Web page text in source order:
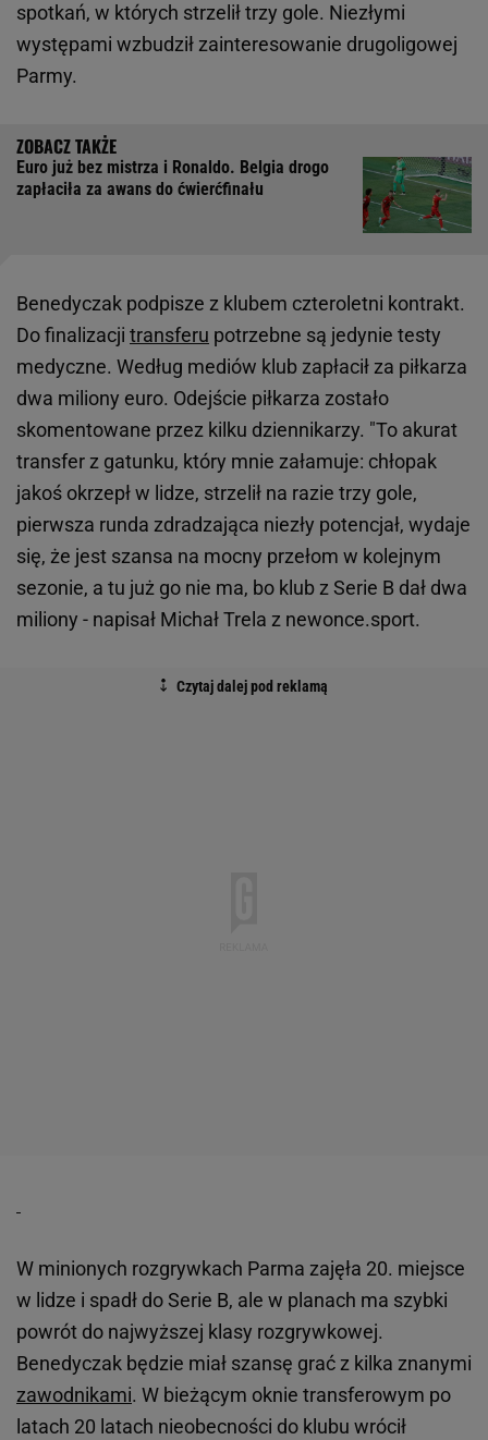
spotkań, w których strzelił trzy gole. Niezłymi
występami wzbudził zainteresowanie drugoligowej
Parmy.
Euro już bez mistrza i Ronaldo. Belgia drogo
zapłaciła za awans do ćwierćfinału
Benedyczak podpisze z klubem czteroletni kontrakt.
Do finalizacji transferu potrzebne są jedynie testy
medyczne. Według mediów klub zapłacił za piłkarza
dwa miliony euro. Odejście piłkarza zostało
skomentowane przez kilku dziennikarzy. "To akurat
transfer z gatunku, który mnie załamuje: chłopak
jakoś okrzepł w lidze, strzelił na razie trzy gole,
pierwsza runda zdradzająca niezły potencjał, wydaje
się, że jest szansa na mocny przełom w kolejnym
sezonie, a tu już go nie ma, bo klub z Serie B dał dwa
miliony - napisał Michał Trela z newonce.sport.
W minionych rozgrywkach Parma zajęła 20. miejsce
w lidze i spadł do Serie B, ale w planach ma szybki
powrót do najwyższej klasy rozgrywkowej.
Benedyczak będzie miał szansę grać z kilka znanymi
zawodnikami. W bieżącym oknie transferowym po
latach 20 latach nieobecności do klubu wrócił